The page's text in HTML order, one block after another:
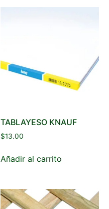
TABLAYESO KNAUF
$13.00
Añadir al carrito